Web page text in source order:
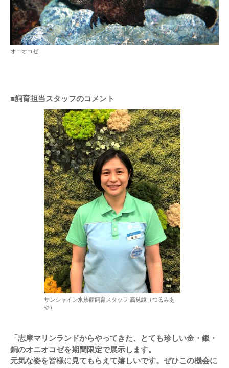
オニオコゼ
■飼育担当スタッフのコメント
サンシャイン水族館飼育スタッフ 靏見綾（つるみあ
や）
「志摩マリンランドからやってきた、とても珍しい金・銀・
銅のオニオコゼを期間限定で展示します。
元気な姿を皆様に見てもらえて嬉しいです。ぜひこの機会に